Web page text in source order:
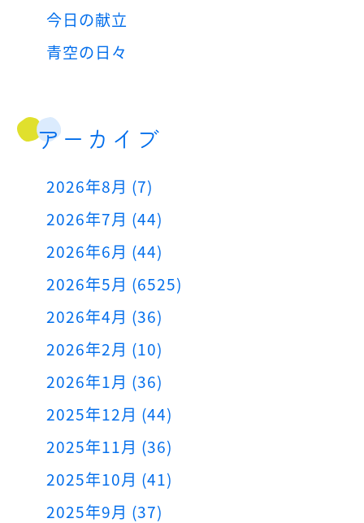
今日の献立
青空の日々
アーカイブ
2026年8月 (7)
2026年7月 (44)
2026年6月 (44)
2026年5月 (6525)
2026年4月 (36)
2026年2月 (10)
2026年1月 (36)
2025年12月 (44)
2025年11月 (36)
2025年10月 (41)
2025年9月 (37)